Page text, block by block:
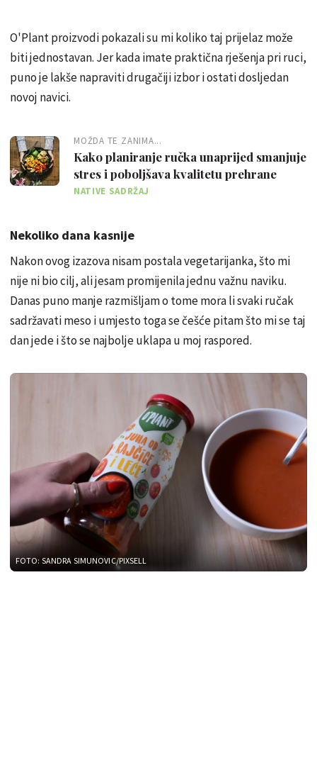
O'Plant proizvodi pokazali su mi koliko taj prijelaz može
biti jednostavan. Jer kada imate praktična rješenja pri ruci,
puno je lakše napraviti drugačiji izbor i ostati dosljedan
novoj navici.
MOŽDA TE ZANIMA...
Kako planiranje ručka unaprijed smanjuje
stres i poboljšava kvalitetu prehrane
NATIVE SADRŽAJ
Nekoliko dana kasnije
Nakon ovog izazova nisam postala vegetarijanka, što mi
nije ni bio cilj, ali jesam promijenila jednu važnu naviku.
Danas puno manje razmišljam o tome mora li svaki ručak
sadržavati meso i umjesto toga se češće pitam što mi se taj
dan jede i što se najbolje uklapa u moj raspored.
FOTO: SANDRA SIMUNOVIC/PIXSELL